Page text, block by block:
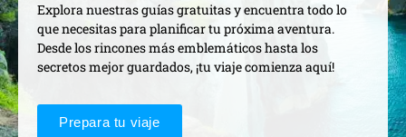
Explora nuestras guías gratuitas y encuentra todo lo
que necesitas para planificar tu próxima aventura.
Desde los rincones más emblemáticos hasta los
secretos mejor guardados, ¡tu viaje comienza aquí!
Prepara tu viaje